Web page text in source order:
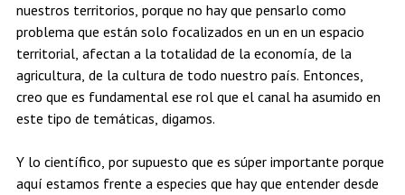
nuestros territorios, porque no hay que pensarlo como
problema que están solo focalizados en un en un espacio
territorial, afectan a la totalidad de la economía, de la
agricultura, de la cultura de todo nuestro país. Entonces,
creo que es fundamental ese rol que el canal ha asumido en
este tipo de temáticas, digamos.
Y lo científico, por supuesto que es súper importante porque
aquí estamos frente a especies que hay que entender desde